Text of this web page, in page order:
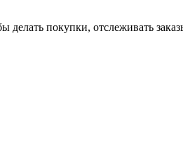
делать покупки, отслеживать